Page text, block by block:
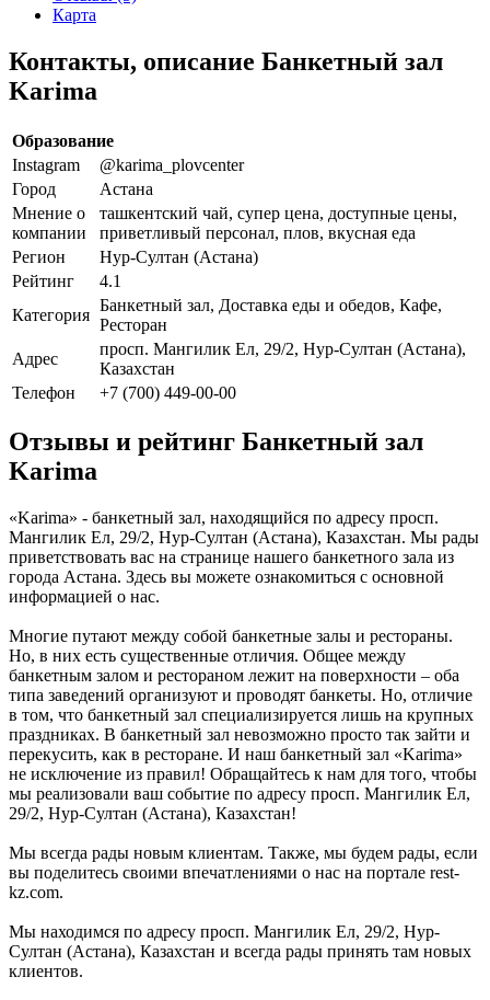
Карта
Контакты, описание Банкетный зал
Karima
Образование
Instagram
@karima_plovcenter
Город
Астана
Мнение о
компании
ташкентский чай, супер цена, доступные цены,
приветливый персонал, плов, вкусная еда
Регион
Нур-Султан (Астана)
Рейтинг
4.1
Категория
Банкетный зал, Доставка еды и обедов, Кафе,
Ресторан
Адрес
просп. Мангилик Ел, 29/2, Нур-Султан (Астана),
Казахстан
Телефон
+7 (700) 449-00-00
Отзывы и рейтинг Банкетный зал
Karima
«Karima» - банкетный зал, находящийся по адресу просп.
Мангилик Ел, 29/2, Нур-Султан (Астана), Казахстан. Мы рады
приветствовать вас на странице нашего банкетного зала из
города Астана. Здесь вы можете ознакомиться с основной
информацией о нас.
Многие путают между собой банкетные залы и рестораны.
Но, в них есть существенные отличия. Общее между
банкетным залом и рестораном лежит на поверхности – оба
типа заведений организуют и проводят банкеты. Но, отличие
в том, что банкетный зал специализируется лишь на крупных
праздниках. В банкетный зал невозможно просто так зайти и
перекусить, как в ресторане. И наш банкетный зал «Karima»
не исключение из правил! Обращайтесь к нам для того, чтобы
мы реализовали ваш событие по адресу просп. Мангилик Ел,
29/2, Нур-Султан (Астана), Казахстан!
Мы всегда рады новым клиентам. Также, мы будем рады, если
вы поделитесь своими впечатлениями о нас на портале rest-
kz.com.
Мы находимся по адресу просп. Мангилик Ел, 29/2, Нур-
Султан (Астана), Казахстан и всегда рады принять там новых
клиентов.